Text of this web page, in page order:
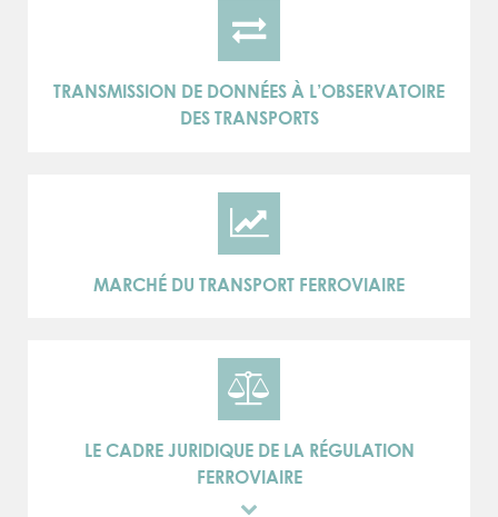
TRANSMISSION DE DONNÉES À L’OBSERVATOIRE
DES TRANSPORTS
MARCHÉ DU TRANSPORT FERROVIAIRE
LE CADRE JURIDIQUE DE LA RÉGULATION
FERROVIAIRE